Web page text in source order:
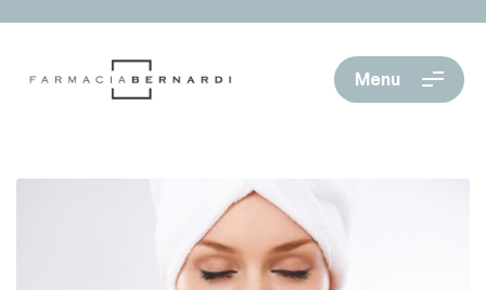
Menu